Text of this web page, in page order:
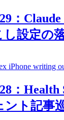
：
し設定の
iPhone writing
：
ント記事